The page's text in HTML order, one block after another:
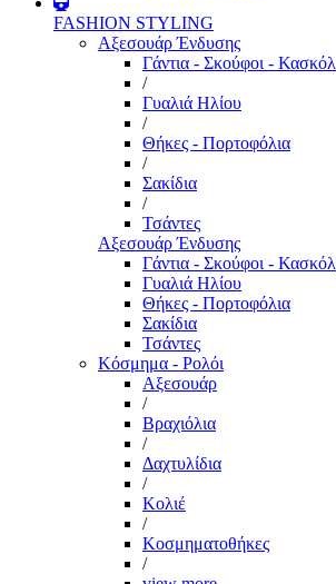
FASHION STYLING
Αξεσουάρ Ένδυσης
Γάντια - Σκούφοι - Κασκόλ
/
Γυαλιά Ηλίου
/
Θήκες - Πορτοφόλια
/
Σακίδια
/
Τσάντες
Αξεσουάρ Ένδυσης
Γάντια - Σκούφοι - Κασκόλ
Γυαλιά Ηλίου
Θήκες - Πορτοφόλια
Σακίδια
Τσάντες
Κόσμημα - Ρολόι
Αξεσουάρ
/
Βραχιόλια
/
Δαχτυλίδια
/
Κολιέ
/
Κοσμηματοθήκες
/